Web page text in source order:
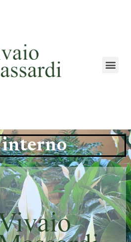
interno